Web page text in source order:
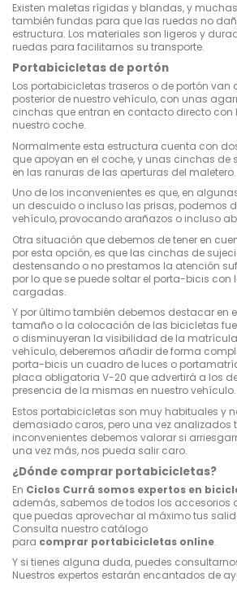
Existen maletas rígidas y blandas, y
también fundas para que las ruedas no
estructura. Los materiales son ligeros y
ruedas para facilitarnos su transporte.
Portabicicletas de portón
Los portabicicletas traseros o de portón
posterior de nuestro vehículo, con unas
cinchas que entran en contacto directo
nuestro coche.
Normalmente esta estructura cuenta con
que apoyan en el coche, y unas cinchas de
en las ranuras de las aperturas del maletero.
Uno de los inconvenientes es que, en
un descuido o incluso las prisas, podemos
vehículo, provocando arañazos o incluso
Otra situación que debemos de tener en
por esta opción, es que las cinchas de
destensando o no prestamos la atención
por lo que se puede soltar el porta-bicis con
cargadas.
Y por último también debemos destacar en
tamaño o la colocación de las bicicletas
o disminuyeran la visibilidad de la
vehículo, deberemos añadir de forma
porta-bicis un cuadro de luces o
placa obligatoria V-20 que advertirá a los
presencia de la mismas en nuestro vehículo.
Estos portabicicletas son muy habituales y
demasiado caros, pero una vez analizados
inconvenientes debemos valorar si
una vez más, nos pueda salir caro.
¿Dónde comprar portabicicletas?
En Ciclos Currá somos expertos en
además, sabemos de todos los accesorios
que puedas aprovechar al máximo tus
Consulta nuestro catálogo
para comprar portabicicletas online.
Y si tienes alguna duda, puedes
Nuestros expertos estarán encantados de